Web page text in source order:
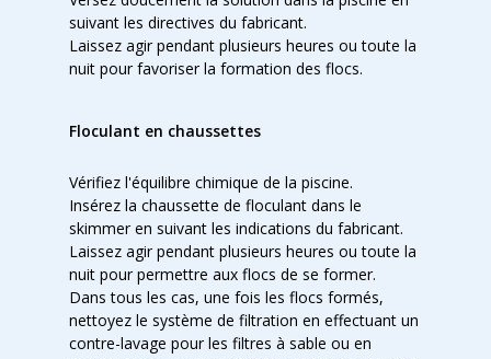
suivant les directives du fabricant.
Laissez agir pendant plusieurs heures ou toute la
nuit pour favoriser la formation des flocs.
Floculant en chaussettes
Vérifiez l'équilibre chimique de la piscine.
Insérez la chaussette de floculant dans le
skimmer en suivant les indications du fabricant.
Laissez agir pendant plusieurs heures ou toute la
nuit pour permettre aux flocs de se former.
Dans tous les cas, une fois les flocs formés,
nettoyez le système de filtration en effectuant un
contre-lavage pour les filtres à sable ou en